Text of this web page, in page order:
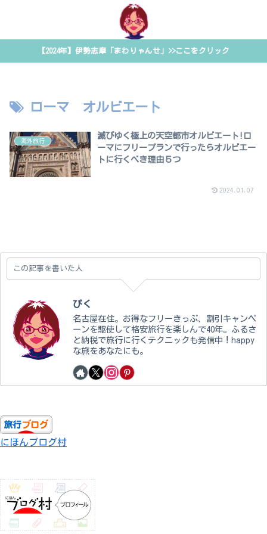
【2024年】伊勢志摩「まわりゃんせ」>>ここをクリック
ローマ オルビエート
海外旅行
滅びゆく極上の天空都市オルビエート!ロ
ーマにフリープランで行ったらオルビエー
トに行くべき理由５つ
2024.01.07
この記事を書いた人
ぴく
名古屋在住。お得なフリーきっぷ、割引キャンペ
ーンを駆使して格安旅行を楽しんで40年。ふるさ
と納税で旅行に行くテクニックも発信中！happy
な旅をあなたにも。
にほんブログ村